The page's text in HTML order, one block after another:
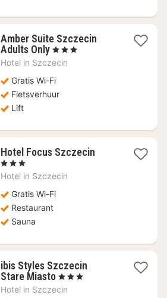
Amber Suite Szczecin
Adults Only1
nacht
€
65,87
, 3 Sterren
Hotel in Szczecin
Gratis Wi-Fi
Fietsverhuur
Lift
Hotel Focus Szczecin1
, 3 Sterren
Hotel in Szczecin
Gratis Wi-Fi
Restaurant
Sauna
ibis Styles Szczecin
Stare Miasto1
nacht
, 3 Sterren
Hotel in Szczecin